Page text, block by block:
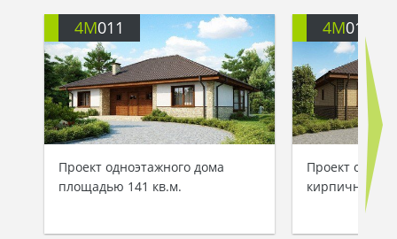
4M011
Проект одноэтажного дома
площадью 141 кв.м.
4M011B
Проект
кирпичным